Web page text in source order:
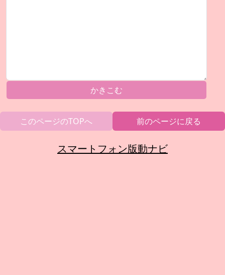
かきこむ
このページのTOPへ 前のページに戻る
スマートフォン版動ナビ